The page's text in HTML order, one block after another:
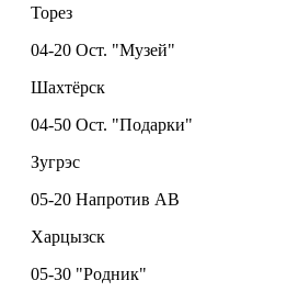
Торез
04-20 Ост. "Музей"
Шахтёрск
04-50 Ост. "Подарки"
Зугрэс
05-20 Напротив АВ
Харцызск
05-30 "Родник"